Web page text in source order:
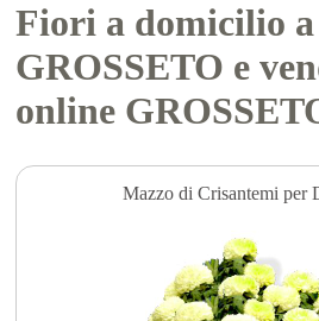
Fiori a domicilio a
GROSSETO e
online
Mazzo di Crisantemi per